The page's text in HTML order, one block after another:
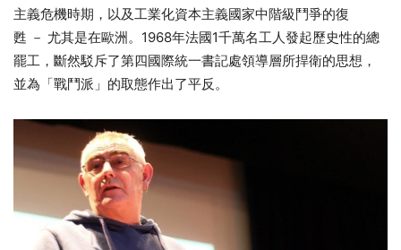
主義危機時期，以及工業化資本主義國家中階級鬥爭的復
甦 － 尤其是在歐洲。1968年法國1千萬名工人發起歷史性的總
罷工，斷然駁斥了第四國際統一書記處領導層所捍衛的思想，
並為「戰鬥派」的取態作出了平反。